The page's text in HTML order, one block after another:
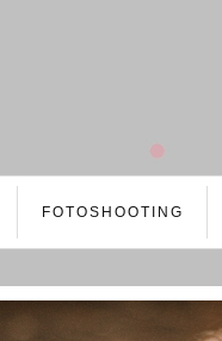
FOTOSHOOTING